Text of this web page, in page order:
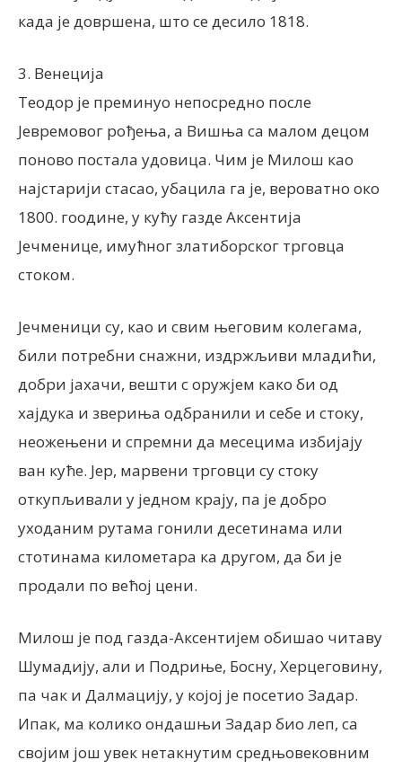
када је довршена, што се десило 1818.
3. Венеција
Теодор је преминуо непосредно после
Јевремовог рођења, а Вишња са малом децом
поново постала удовица. Чим је Милош као
најстарији стасао, убацила га је, вероватно око
1800. гоодине, у кућу газде Аксентија
Јечменице, имућног златиборског трговца
стоком.
Јечменици су, као и свим његовим колегама,
били потребни снажни, издржљиви младићи,
добри јахачи, вешти с оружјем како би од
хајдука и звериња одбранили и себе и стоку,
неожењени и спремни да месецима избијају
ван куће. Јер, марвени трговци су стоку
откупљивали у једном крају, па је добро
уходаним рутама гонили десетинама или
стотинама километара ка другом, да би је
продали по већој цени.
Милош је под газда-Аксентијем обишао читаву
Шумадију, али и Подриње, Босну, Херцеговину,
па чак и Далмацију, у којој је посетио Задар.
Ипак, ма колико ондашњи Задар био леп, са
својим још увек нетакнутим средњовековним